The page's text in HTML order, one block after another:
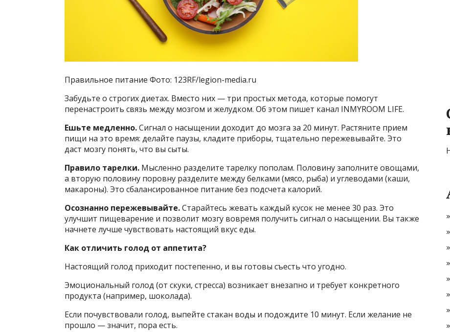
Правильное питание Фото: 123RF/legion-media.ru
Забудьте о строгих диетах. Вместо них — три простых метода, которые помогут
перенастроить связь между мозгом и желудком. Об этом пишет канал INMYROOM LIFE.
Ешьте медленно.Сигнал о насыщении доходит до мозга за 20 минут. Растяните прием
пищи на это время: делайте паузы, кладите приборы, тщательно пережевывайте. Это
даст мозгу понять, что вы сыты.
Правило тарелки. Мысленно разделите тарелку пополам. Половину заполните овощами,
а вторую половину поровну разделите между белками (мясо, рыба) и углеводами (каши,
макароны). Это сбалансированное питание без подсчета калорий.
Осознанно пережевывайте.Старайтесь жевать каждый кусок не менее 30 раз. Это
улучшит пищеварение и позволит мозгу вовремя получить сигнал о насыщении. Вы также
начнете лучше чувствовать настоящий вкус еды.
Как отличить голод от аппетита?
Настоящий голод приходит постепенно, и вы готовы съесть что угодно.
Эмоциональный голод (от скуки, стресса) возникает внезапно и требует конкретного
продукта (например, шоколада).
Если почувствовали голод, выпейте стакан воды и подождите 10 минут. Если желание не
прошло — значит, пора есть.